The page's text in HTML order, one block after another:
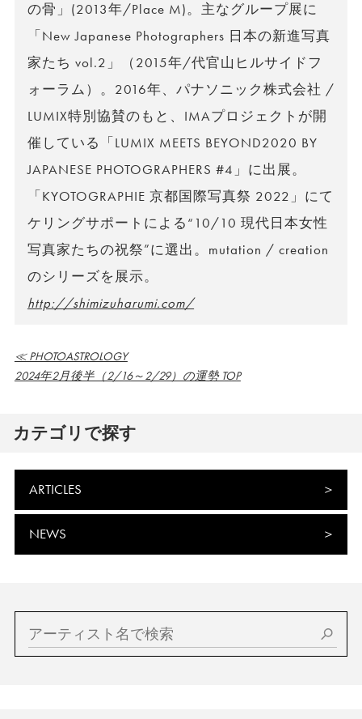
の骨」(2013年/Place M)。主なグループ展に
「New Japanese Photographers 日本の新進写真
家たち vol.2」（2015年/代官山ヒルサイドフ
ォーラム）。2016年、パナソニック株式会社 /
LUMIX特別協賛のもと、IMAプロジェクトが開
催している「LUMIX MEETS BEYOND2020 BY
JAPANESE PHOTOGRAPHERS #4」に出展。
「KYOTOGRAPHIE 京都国際写真祭 2022」にて
ケリングサポートによる“10/10 現代日本女性
写真家たちの祝祭”に選出。mutation / creation
のシリーズを展示。
http://shimizuharumi.com/
≪ PHOTOASTROLOGY
2024年2月後半（2/16～2/29）の運勢 TOP
カテゴリで探す
ARTICLES
NEWS